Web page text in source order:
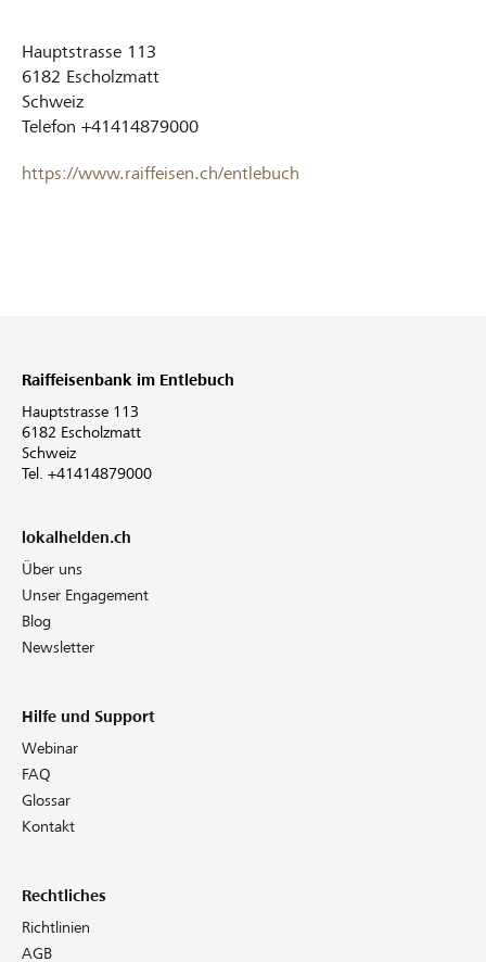
Hauptstrasse 113
6182 Escholzmatt
Schweiz
Telefon +41414879000
https://www.raiffeisen.ch/entlebuch
Raiffeisenbank im Entlebuch
Hauptstrasse 113
6182 Escholzmatt
Schweiz
Tel. +41414879000
lokalhelden.ch
Über uns
Unser Engagement
Blog
Newsletter
Hilfe und Support
Webinar
FAQ
Glossar
Kontakt
Rechtliches
Richtlinien
AGB